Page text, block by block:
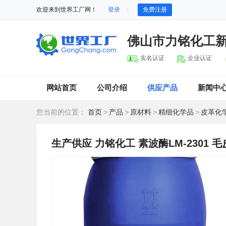
欢迎来到世界工厂网！ 登录 免费注册
佛山市力铭化工
实名认证 企业认证
网站首页 公司介绍 供应产品 新闻中
您当前的位置： 首页 > 产品 > 原材料 >精细化学品 > 皮革化
生产供应 力铭化工 ​素波酶LM-2301